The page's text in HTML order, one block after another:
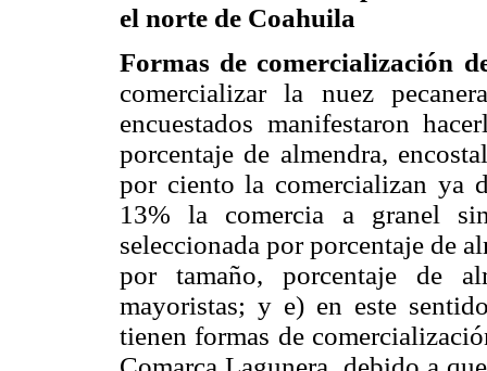
el norte de Coahuila
Formas de comercialización
comercializar la nuez
encuestados manifestaron
porcentaje de almendra,
por ciento la comercializan ya
13% la comercia a granel
seleccionada por porcentaje de
por tamaño, porcentaje de
mayoristas; y e) en este
tienen formas de